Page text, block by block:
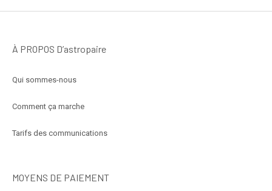
À PROPOS D’astropaire
Qui sommes-nous
Comment ça marche
Tarifs des communications
MOYENS DE PAIEMENT